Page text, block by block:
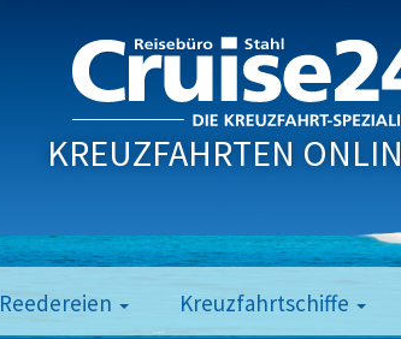
KREUZFAHRTEN
Reedereien Kreuzfahrtschiffe